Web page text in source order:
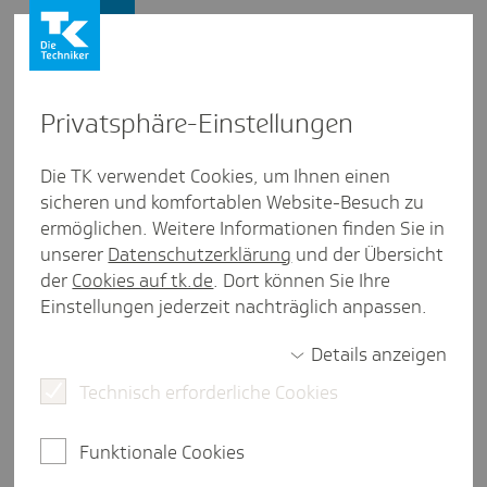
Sozi­al­ver­si­che­rung: Was gilt
2026 für Mini­job­ber:innen aus
dem Ausland?
Minijobs bieten Unternehmen viele Vorteile:
flexible Einsatzmöglichkeiten, einfache
2 Minuten Lesezeit
Firmenkunden TK-Service Ausland
Privat­sphäre-Einstel­lungen
Die TK verwendet Cookies, um Ihnen einen
sicheren und komfortablen Website-Besuch zu
ermöglichen. Weitere Informationen finden Sie in
unserer Datenschutzerklärung und der Übersicht
der Cookies auf tk.de. Dort können Sie Ihre
Einstellungen jederzeit nachträglich anpassen.
Details anzeigen
Technisch erforderliche Cookies
Funktionale Cookies